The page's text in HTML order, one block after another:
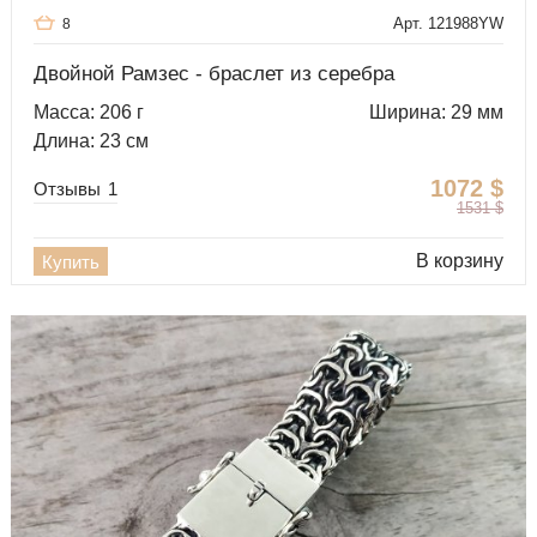
Арт. 121988YW
8
Двойной Рамзес - браслет из серебра
Масса: 206 г
Ширина: 29 мм
Длина: 23 см
1072 $
1531 $
Отзывы 1
Купить В корзину